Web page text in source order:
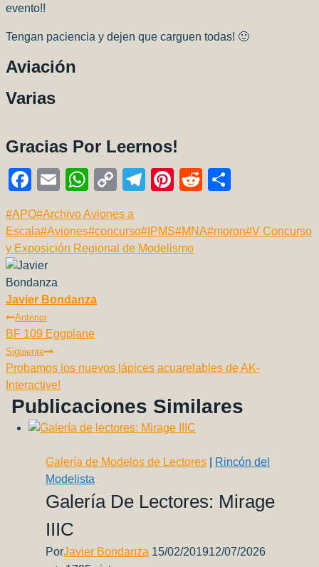
evento!!
Tengan paciencia y dejen que carguen todas! 🙂
Aviación
Varias
Gracias Por Leernos!
F
c
e
b
o
o
k
E
ail
W
at
s
p
C
p
y
T
e
gr
Pi
er
e
R
d
m
Etiquetas
de
la
entrada:
#APO#Archivo Aviones a
Escala#Aviones#concurso# IPMS#MNA#moron#V Concurso
y Exposición Regional de Modelismo
Javier Bondanza
Navegación
De
Entradas
Anterior
BF 109 Eggplane
Siguiente
Probamos los nuevos lápices acuarelables de AK-
Interactive!
Publicaciones Similares
Galería de Modelos de Lectores
Rincón del
Modelista
Galería De Lectores: Mirage
IIIC
PorJavier Bondanza 15/02/201912/07/2026